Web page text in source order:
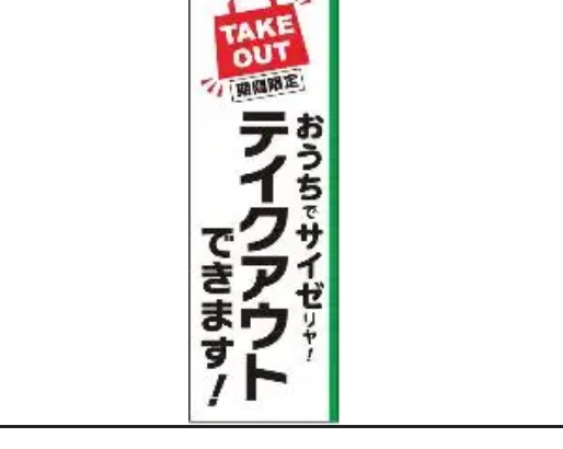
会員登録
お知らせ
トップ
偏愛コミュニティ
投稿
偏愛記事